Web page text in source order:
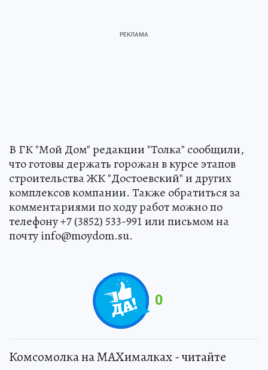
В ГК "Мой Дом" редакции "Толка" сообщили,
что готовы держать горожан в курсе этапов
строительства ЖК "Достоевский" и других
комплексов компании. Также обратиться за
комментариями по ходу работ можно по
телефону +7 (3852) 533-991 или письмом на
почту info@moydom.su.
0
Комсомолка на MAXималках - читайте